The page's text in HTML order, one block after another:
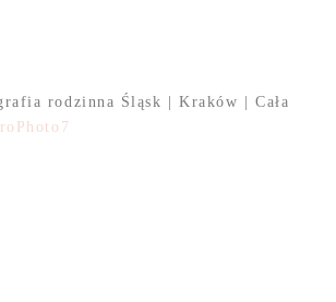
rodzinna Śląsk | Kraków | Cała